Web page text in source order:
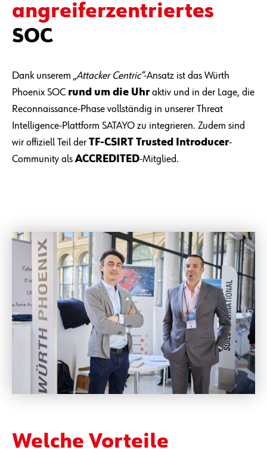
angreiferzentriertes
SOC
Dank unserem „Attacker Centric“-Ansatz ist das Würth
Phoenix SOC rund um die Uhraktiv und in der Lage, die
Reconnaissance-Phase vollständig in unserer Threat
Intelligence-Plattform SATAYO zu integrieren. Zudem sind
wir offiziell Teil der TF-CSIRT Trusted Introducer-
Community alsACCREDITED-Mitglied.
Welche Vorteile